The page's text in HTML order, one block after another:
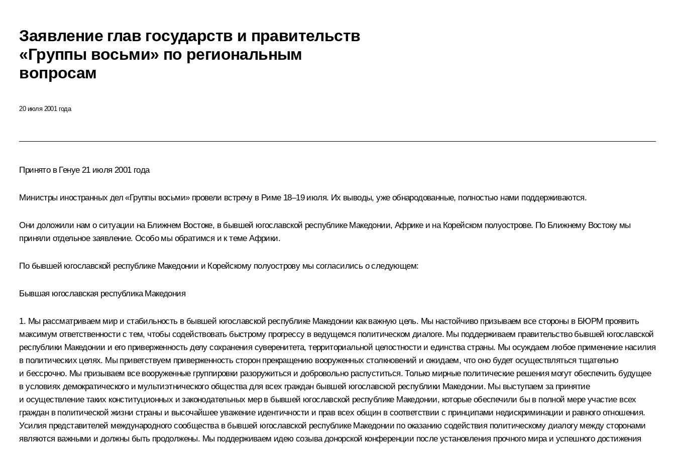
Заявление глав государств и правительств
«Группы восьми» по региональным
вопросам
20 июля 2001 года
Принято в Генуе 21 июля 2001 года
Министры иностранных дел «Группы восьми» провели встречу в Риме 18–19 июля. Их выводы, уже обнародованные, полностью нами поддерживаются.
Они доложили нам о ситуации на Ближнем Востоке, в бывшей югославской республике Македонии, Африке и на Корейском полуострове. По Ближнему Востоку мы
приняли отдельное заявление. Особо мы обратимся и к теме Африки.
По бывшей югославской республике Македонии и Корейскому полуострову мы согласились о следующем:
Бывшая югославская республика Македония
1. Мы рассматриваем мир и стабильность в бывшей югославской республике Македонии как важную цель. Мы настойчиво призываем все стороны в БЮРМ проявить
максимум ответственности с тем, чтобы содействовать быстрому прогрессу в ведущемся политическом диалоге. Мы поддерживаем правительство бывшей югославской
республики Македонии и его приверженность делу сохранения суверенитета, территориальной целостности и единства страны. Мы осуждаем любое применение насилия
в политических целях. Мы приветствуем приверженность сторон прекращению вооруженных столкновений и ожидаем, что оно будет осуществляться тщательно
и бессрочно. Мы призываем все вооруженные группировки разоружиться и добровольно распуститься. Только мирные политические решения могут обеспечить будущее
в условиях демократического и мультиэтнического общества для всех граждан бывшей югославской республики Македонии. Мы выступаем за принятие
и осуществление таких конституционных и законодательных мер в бывшей югославской республике Македонии, которые обеспечили бы в полной мере участие всех
граждан в политической жизни страны и высочайшее уважение идентичности и прав всех общин в соответствии с принципами недискриминации и равного отношения.
Усилия представителей международного сообщества в бывшей югославской республике Македонии по оказанию содействия политическому диалогу между сторонами
являются важными и должны быть продолжены. Мы поддерживаем идею созыва донорской конференции после установления прочного мира и успешного достижения